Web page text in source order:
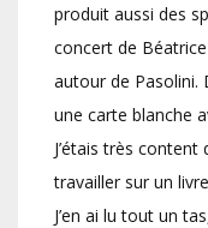
produit aussi des
concert de
autour de Pasolini.
une carte blanche
J’étais très content
travailler sur un
J’en ai lu tout un